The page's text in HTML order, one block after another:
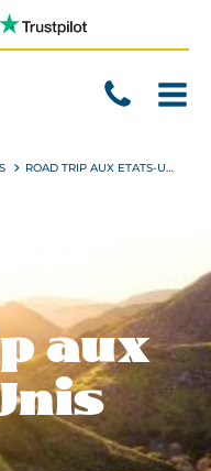
ROAD TRIP AUX ETATS-UNIS
aux